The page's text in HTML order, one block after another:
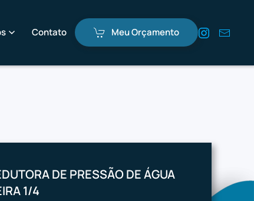
Contato Meu Orçamento
DE PRESSÃO DE ÁGUA
1/4